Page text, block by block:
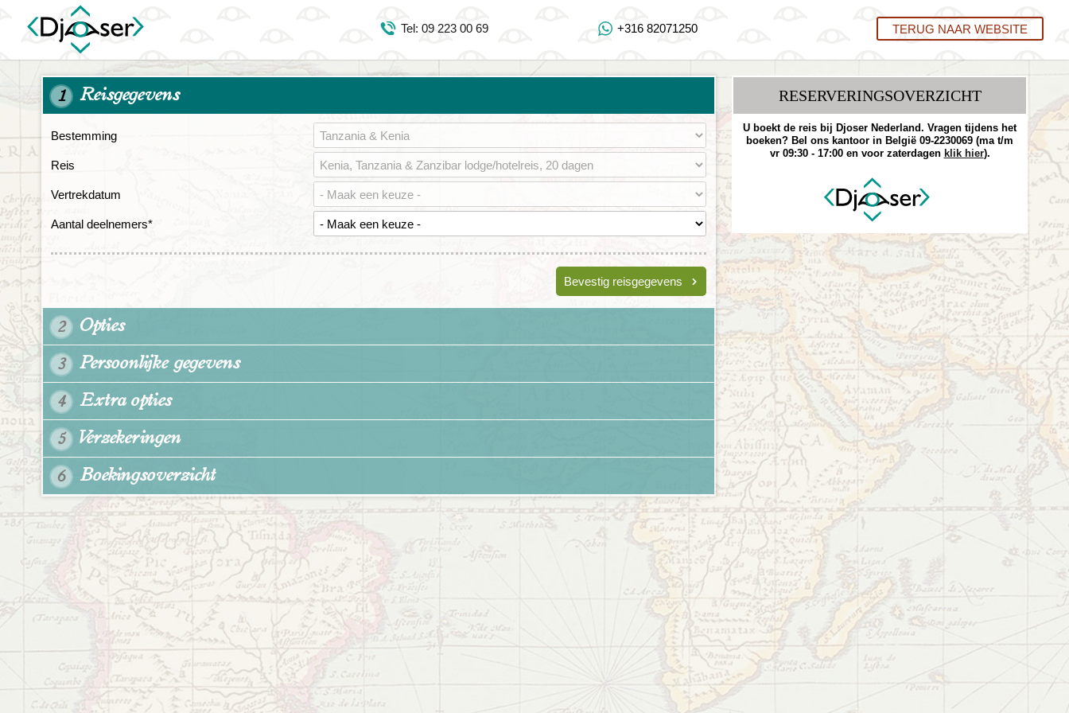
Tel: 09 223 00 69
https://www.youtube.com/user/DjoserWebsite
https://www.instagram.com/djoser_reizen/
Tel: 09 223 00 69 +316 82071250 TERUG NAAR WEBSITE
1 Reisgegevens
Bestemming
Reis
Vertrekdatum
Aantal deelnemers*
Bevestig reisgegevens
2 Opties
3 Persoonlijke gegevens
4 Extra opties
5 Verzekeringen
6 Boekingsoverzicht
RESERVERINGS­OVERZICHT
U boekt de reis bij Djoser Nederland. Vragen tijdens het
boeken? Bel ons kantoor in België 09-2230069 (ma t/m
vr 09:30 - 17:00 en voor zaterdagen klik hier).